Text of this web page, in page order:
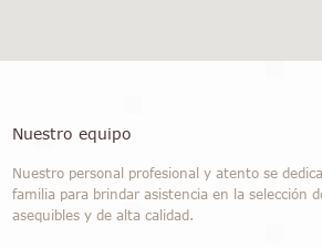
Nuestro equipo
Nuestro personal profesional y atento se
familia para brindar asistencia en la selección
asequibles y de alta calidad.